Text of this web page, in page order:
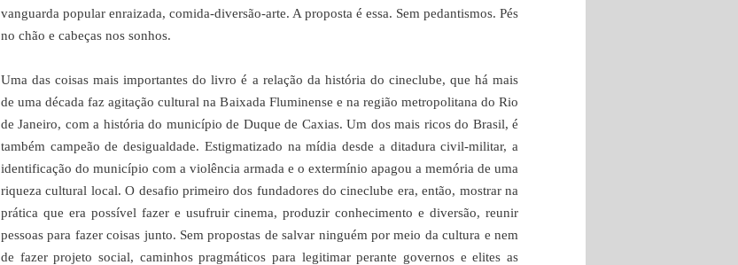
vanguarda popular enraizada, comida-diversão-arte. A proposta é essa. Sem pedantismos. Pés
no chão e cabeças nos sonhos.
Uma das coisas mais importantes do livro é a relação da história do cineclube, que há mais
de uma década faz agitação cultural na Baixada Fluminense e na região metropolitana do Rio
de Janeiro, com a história do município de Duque de Caxias. Um dos mais ricos do Brasil, é
também campeão de desigualdade. Estigmatizado na mídia desde a ditadura civil-militar, a
identificação do município com a violência armada e o extermínio apagou a memória de uma
riqueza cultural local. O desafio primeiro dos fundadores do cineclube era, então, mostrar na
prática que era possível fazer e usufruir cinema, produzir conhecimento e diversão, reunir
pessoas para fazer coisas junto. Sem propostas de salvar ninguém por meio da cultura e nem
de fazer projeto social, caminhos pragmáticos para legitimar perante governos e elites as